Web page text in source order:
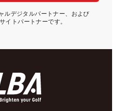
ルデジタルパートナー、および
イトパートナーです。